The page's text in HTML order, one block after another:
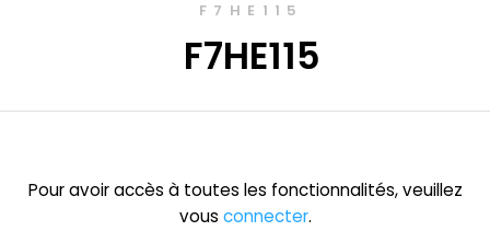
F7HE115
F7HE115
Pour avoir accès à toutes les fonctionnalités, veuillez
vous connecter.